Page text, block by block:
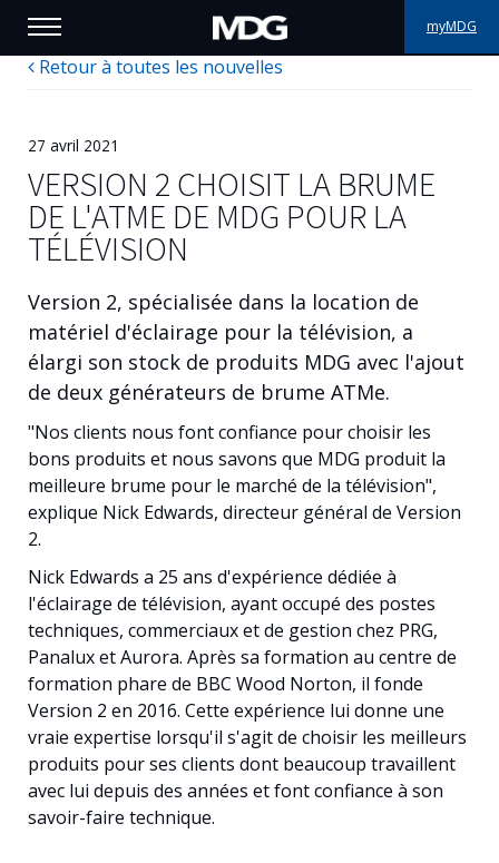
myMDG
SUPPORT
PORTFOLIO
À PROPOS
OÙ ACHETER
RENCONTREZ-NOUS
Contactez-nous
Français
Retour à toutes les nouvelles
27 avril 2021
VERSION 2 CHOISIT LA BRUME
DE L'ATME DE MDG POUR LA
TÉLÉVISION
Version 2, spécialisée dans la location de
matériel d'éclairage pour la télévision, a
élargi son stock de produits MDG avec l'ajout
de deux générateurs de brume ATMe.
"Nos clients nous font confiance pour choisir les
bons produits et nous savons que MDG produit la
meilleure brume pour le marché de la télévision",
explique Nick Edwards, directeur général de Version
2.
Nick Edwards a 25 ans d'expérience dédiée à
l'éclairage de télévision, ayant occupé des postes
techniques, commerciaux et de gestion chez PRG,
Panalux et Aurora. Après sa formation au centre de
formation phare de BBC Wood Norton, il fonde
Version 2 en 2016. Cette expérience lui donne une
vraie expertise lorsqu'il s'agit de choisir les meilleurs
produits pour ses clients dont beaucoup travaillent
avec lui depuis des années et font confiance à son
savoir-faire technique.